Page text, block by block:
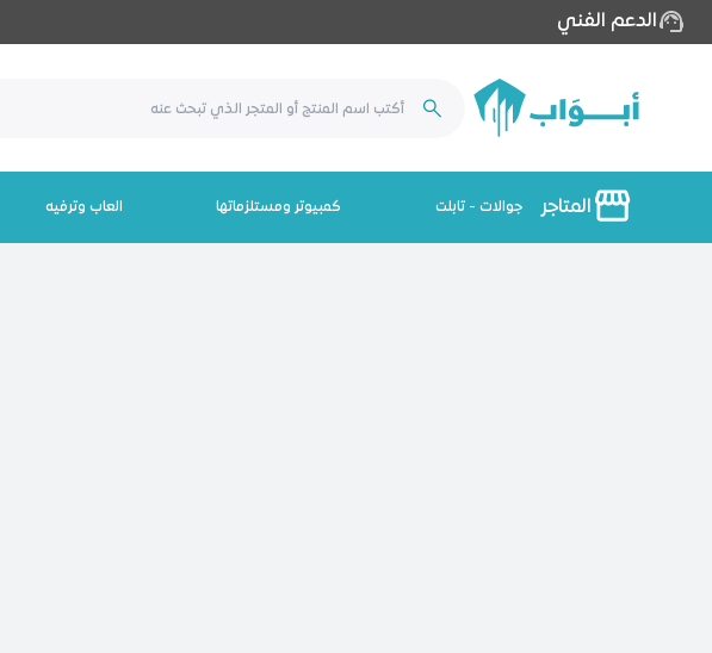
الدعم الفني
المتاجر جوالات - تابلت كمبيوتر ومستلزماتها العاب وترفيه